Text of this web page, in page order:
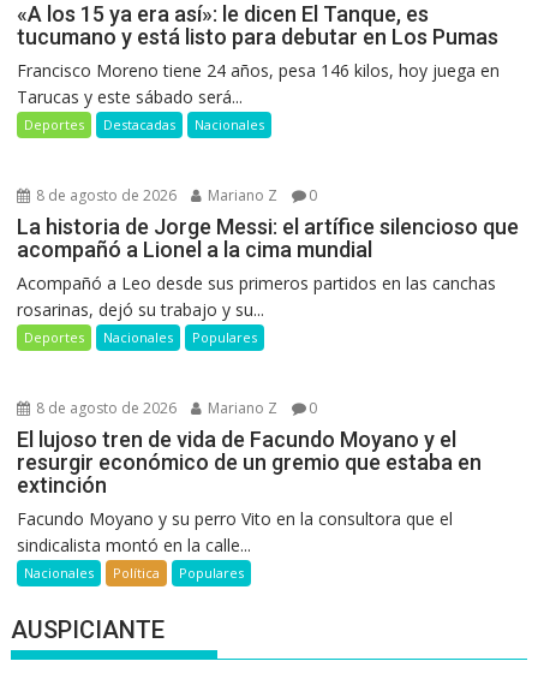
«A los 15 ya era así»: le dicen El Tanque, es
tucumano y está listo para debutar en Los Pumas
Francisco Moreno tiene 24 años, pesa 146 kilos, hoy juega en
Tarucas y este sábado será...
Deportes Destacadas Nacionales
8 de agosto de 2026 Mariano Z 0
La historia de Jorge Messi: el artífice silencioso que
acompañó a Lionel a la cima mundial
Acompañó a Leo desde sus primeros partidos en las canchas
rosarinas, dejó su trabajo y su...
Deportes Nacionales Populares
8 de agosto de 2026 Mariano Z 0
El lujoso tren de vida de Facundo Moyano y el
resurgir económico de un gremio que estaba en
extinción
Facundo Moyano y su perro Vito en la consultora que el
sindicalista montó en la calle...
Nacionales Política Populares
AUSPICIANTE